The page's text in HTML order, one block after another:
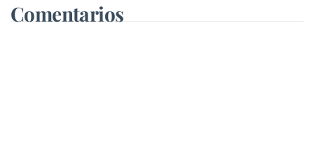
Comentarios